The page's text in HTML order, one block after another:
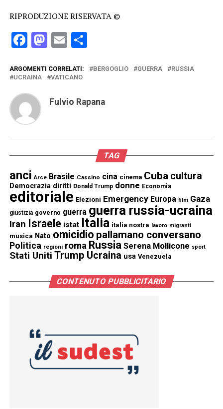
RIPRODUZIONE RISERVATA ©
Facebook
Mastodon
EmailCondividi
ARGOMENTI CORRELATI: BERGOGLIO GUERRA
RUSSIA
UCRAINA
VATICANO
Fulvio Rapana
TAG
anci Arce Brasile Cassino cina cinema Cuba cultura
Democrazia diritti Donald Trump donne Economia
editoriale Elezioni Emergency Europa film Gaza
giustizia governo guerra guerra russia-ucraina
Iran Israele istat Italia italia nostra lavoro migranti
musica Nato omicidio pallamano conversano
Politica regioni roma Russia Serena Mollicone sport
Stati Uniti Trump Ucraina usa Venezuela
CONTENUTO PUBBLICITARIO